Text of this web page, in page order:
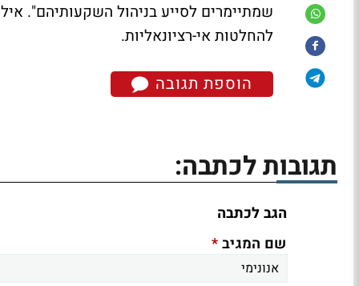
שמתיימרים לסייע בניהול השקעותיהם".
להחלטות אי-רציונאליות.
הוספת תגובה
תגובות לכתבה:
הגב לכתבה
שם המגיב*